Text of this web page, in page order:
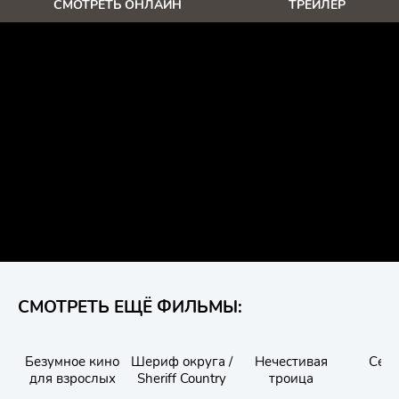
СМОТРЕТЬ ОНЛАЙН ТРЕЙЛЕР
СМОТРЕТЬ ЕЩЁ ФИЛЬМЫ:
Безумное кино
для взрослых
Шериф округа /
Sheriff Country
Нечестивая
троица